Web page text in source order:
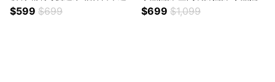
摩迷你擺件 (不挑色出貨)
$599 $699
飾 生日禮物 滿月禮品
$699 $1,099